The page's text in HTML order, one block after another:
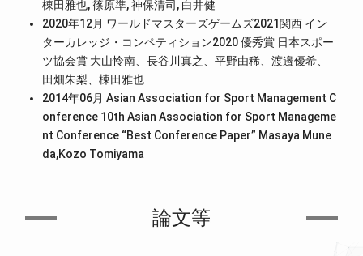
棟田雅也, 篠原準, 神保清司, 白井健
2020年12月 ワールドマスターズゲームズ2021関西 イン
ターカレッジ・コンペティション2020 優秀賞 日本スポー
ツ協会賞 大山怜南、長谷川真之、平野由稀、渡邉優希、
田畑朱梨、棟田雅也
2014年06月 Asian Association for Sport Management C
onference 10th Asian Association for Sport Manageme
nt Conference “Best Conference Paper” Masaya Mune
da,Kozo Tomiyama
論文等